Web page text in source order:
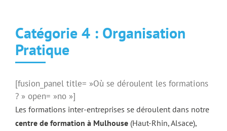
Catégorie 4 : Organisation
Pratique
[fusion_panel title= »Où se déroulent les formations
? » open= »no »]
Les formations inter-entreprises se déroulent dans notre
centre de formation à Mulhouse(Haut-Rhin, Alsace),